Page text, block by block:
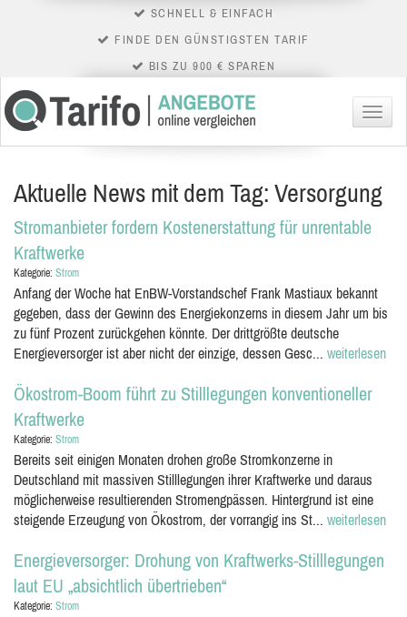
SCHNELL & EINFACH
FINDE DEN GÜNSTIGSTEN TARIF
BIS ZU 900 € SPAREN
Menü
Aktuelle News mit dem Tag: Versorgung
Stromanbieter fordern Kostenerstattung für unrentable
Kraftwerke
Kategorie: Strom
Anfang der Woche hat EnBW-Vorstandschef Frank Mastiaux bekannt
gegeben, dass der Gewinn des Energiekonzerns in diesem Jahr um bis
zu fünf Prozent zurückgehen könnte. Der drittgrößte deutsche
Energieversorger ist aber nicht der einzige, dessen Gesc... weiterlesen
Ökostrom-Boom führt zu Stilllegungen konventioneller
Kraftwerke
Kategorie: Strom
Bereits seit einigen Monaten drohen große Stromkonzerne in
Deutschland mit massiven Stilllegungen ihrer Kraftwerke und daraus
möglicherweise resultierenden Stromengpässen. Hintergrund ist eine
steigende Erzeugung von Ökostrom, der vorrangig ins St... weiterlesen
Energieversorger: Drohung von Kraftwerks-Stilllegungen
laut EU „absichtlich übertrieben“
Kategorie: Strom